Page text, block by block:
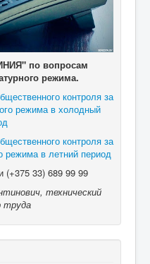
по вопросам
режима.
контроля за
режима в холодный
контроля за
режима в летний период
(+375 33) 689 99 99
технический
труда